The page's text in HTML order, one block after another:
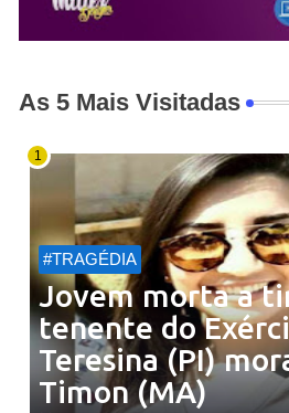
As 5 Mais Visitadas
#TRAGÉDIA
Jovem morta a
tenente do
Teresina (PI)
Timon (MA)